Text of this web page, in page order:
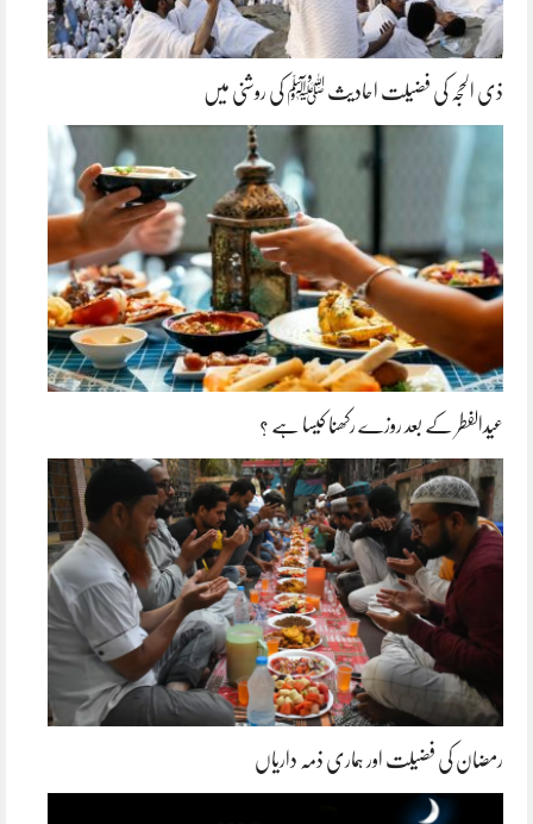
ذی الحجہ کی فضیلت احادیث ﷺ کی روشنی میں
عیدالفطر کے بعد روزے رکھنا کیسا ہے ؟
رمضان کی فضیلت اور ہماری ذمہ داریاں